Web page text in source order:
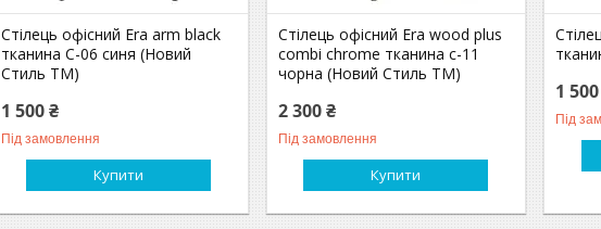
Стілець офісний Era arm black
тканина С-06 синя (Новий
Стиль ТМ)
1 500 ₴
Під замовлення
Купити
Стілець офісний Era wood plus
combi chrome тканина c-11
чорна (Новий Стиль ТМ)
2 300 ₴
Під замовлення
Купити
1
Під